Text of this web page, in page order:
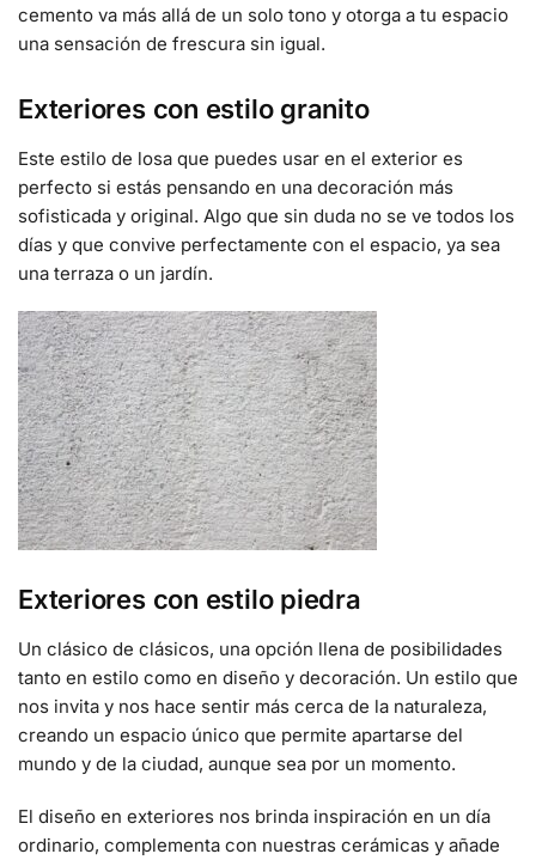
cemento va más allá de un solo tono y otorga a tu espacio
una sensación de frescura sin igual.
Exteriores con estilo granito
Este estilo de losa que puedes usar en el exterior es
perfecto si estás pensando en una decoración más
sofisticada y original. Algo que sin duda no se ve todos los
días y que convive perfectamente con el espacio, ya sea
una terraza o un jardín.
Exteriores con estilo piedra
Un clásico de clásicos, una opción llena de posibilidades
tanto en estilo como en diseño y decoración. Un estilo que
nos invita y nos hace sentir más cerca de la naturaleza,
creando un espacio único que permite apartarse del
mundo y de la ciudad, aunque sea por un momento.
El diseño en exteriores nos brinda inspiración en un día
ordinario, complementa con nuestras cerámicas y añade